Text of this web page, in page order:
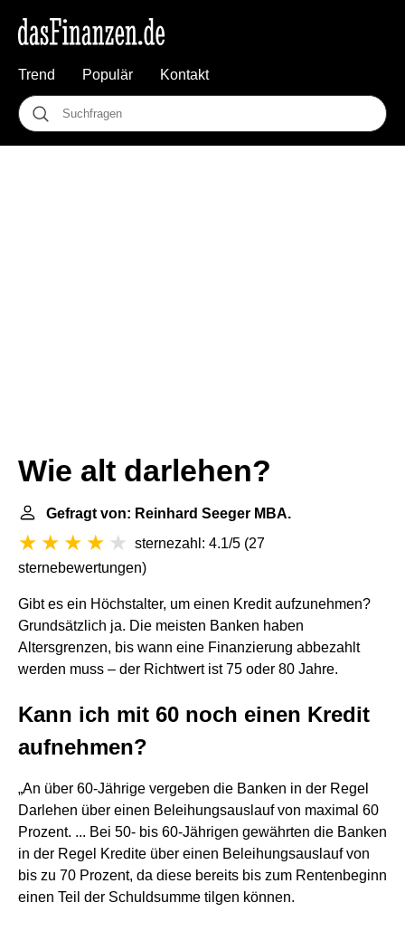
Trend Populär Kontakt
Wie alt darlehen?
Gefragt von: Reinhard Seeger MBA.
sternezahl: 4.1/5 (27
sternebewertungen)
Gibt es ein Höchstalter, um einen Kredit aufzunehmen?
Grundsätzlich ja. Die meisten Banken haben
Altersgrenzen, bis wann eine Finanzierung abbezahlt
werden muss – der Richtwert ist 75 oder 80 Jahre.
Kann ich mit 60 noch einen Kredit
aufnehmen?
„An über 60-Jährige vergeben die Banken in der Regel
Darlehen über einen Beleihungsauslauf von maximal 60
Prozent. ... Bei 50- bis 60-Jährigen gewährten die Banken
in der Regel Kredite über einen Beleihungsauslauf von
bis zu 70 Prozent, da diese bereits bis zum Rentenbeginn
einen Teil der Schuldsumme tilgen können.